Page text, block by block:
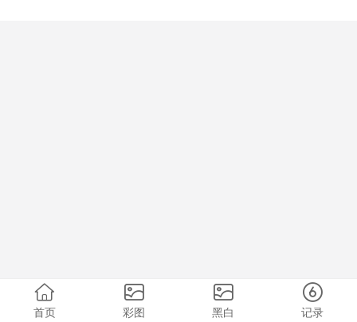
首页 彩图 黑白 记录